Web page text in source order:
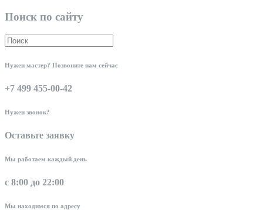
Поиск по сайту
Нужен мастер? Позвоните нам сейчас
+7 499 455-00-42
Нужен звонок?
Оставьте заявку
Мы работаем каждый день
с 8:00 до 22:00
Мы находимся по адресу